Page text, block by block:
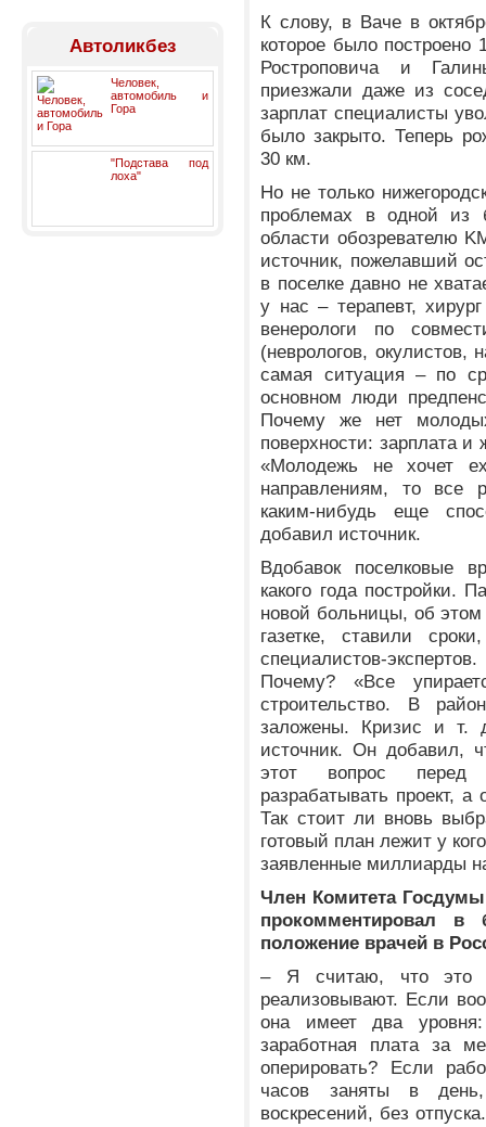
Автоликбез
Человек,
автомобиль и
Гора
"Подстава под
лоха"
К слову, в Ваче в
которое было построено
Ростроповича и
приезжали даже из
зарплат специалисты
было закрыто. Теперь
30 км.
Но не только
проблемах в одной из
области обозревателю
источник, пожелавший
в поселке давно не
у нас – терапевт,
венерологи по
(неврологов, окулистов,
самая ситуация – по
основном люди
Почему же нет
поверхности: зарплата
«Молодежь не хочет
направлениям, то все
каким-нибудь еще
добавил источник.
Вдобавок поселковые
какого года постройки.
новой больницы, об
газетке, ставили
специалистов-
Почему? «Все
строительство. В
заложены. Кризис и т.
источник. Он добавил,
этот вопрос перед
разрабатывать проект, а
Так стоит ли вновь
готовый план лежит у
заявленные миллиарды
Член Комитета
прокомментировал в
положение врачей в
– Я считаю, что это
реализовывают. Если
она имеет два
заработная плата за
оперировать? Если
часов заняты в
воскресений, без